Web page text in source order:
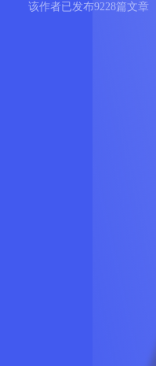
该作者已发布9228篇文章